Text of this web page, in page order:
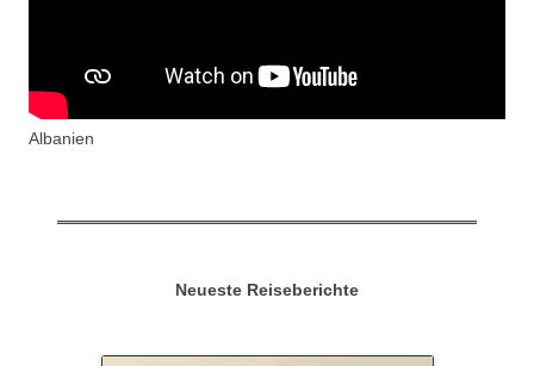
Albanien
Neueste Reiseberichte